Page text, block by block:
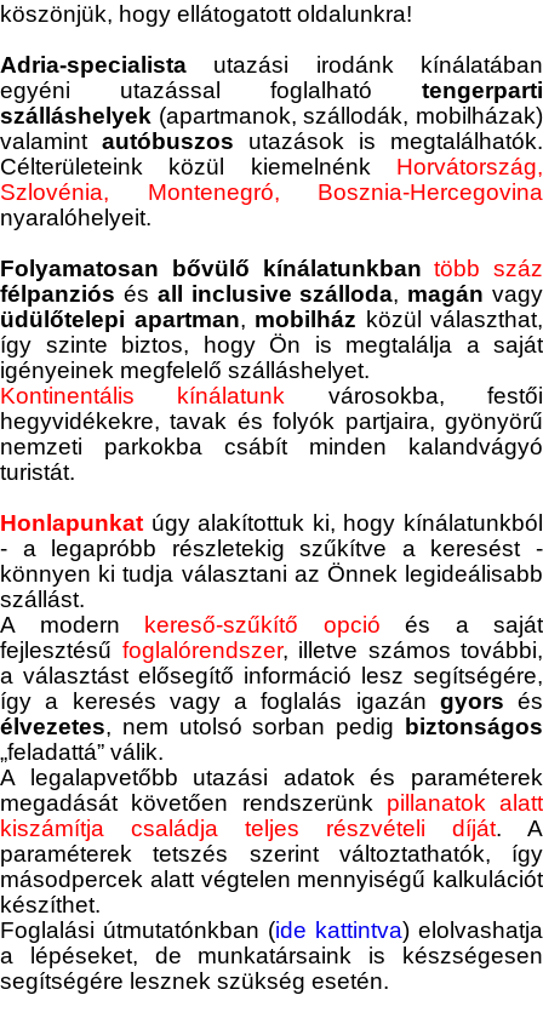
köszönjük, hogy ellátogatott oldalunkra!
Adria-specialista utazási irodánk kínálatában
egyéni utazással foglalható tengerparti
szálláshelyek (apartmanok, szállodák, mobilházak)
valamint autóbuszos utazások is megtalálhatók.
Célterületeink közül kiemelnénk Horvátország,
Szlovénia, Montenegró, Bosznia-Hercegovina
nyaralóhelyeit.
Folyamatosan bővülő kínálatunkbantöbb száz
félpanziós és all inclusive szálloda, magán vagy
üdülőtelepi apartman, mobilház közül választhat,
így szinte biztos, hogy Ön is megtalálja a saját
igényeinek megfelelő szálláshelyet.
Kontinentális kínálatunk városokba,festői
hegyvidékekre, tavak és folyók partjaira, gyönyörű
nemzeti parkokba csábít minden kalandvágyó
turistát.
Honlapunkat úgy alakítottuk ki, hogy kínálatunkból
- a legapróbb részletekig szűkítve a keresést -
könnyen ki tudja választani az Önnek legideálisabb
szállást.
A modern
kereső-szűkítő opció és a saját
fejlesztésű foglalórendszer, illetve számos további,
a választást elősegítő információ lesz segítségére,
így a keresés vagy a foglalás igazán gyors és
élvezetes, nem utolsó sorban pedig
biztonságos
„feladattá” válik.
A legalapvetőbb utazási adatok és paraméterek
megadását követően rendszerünk pillanatok alatt
kiszámítja családja teljes részvételi díját. A
paraméterek tetszés szerint változtathatók, így
másodpercek alatt végtelen mennyiségű kalkulációt
készíthet.
Foglalási útmutatónkban (ide kattintva) elolvashatja
a lépéseket, de munkatársaink is készségesen
segítségére lesznek szükség esetén.